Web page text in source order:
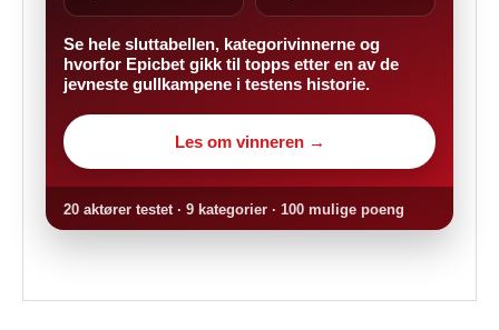
Se hele sluttabellen, kategorivinnerne og
hvorfor Epicbet gikk til topps etter en av de
jevneste gullkampene i testens historie.
Les om vinneren →
20 aktører testet · 9 kategorier · 100 mulige poeng